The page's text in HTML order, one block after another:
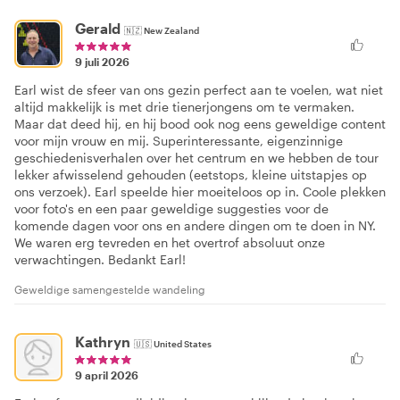
Gerald 🇳🇿New Zealand
9 juli 2026
Earl wist de sfeer van ons gezin perfect aan te voelen, wat niet
altijd makkelijk is met drie tienerjongens om te vermaken.
Maar dat deed hij, en hij bood ook nog eens geweldige content
voor mijn vrouw en mij. Superinteressante, eigenzinnige
geschiedenisverhalen over het centrum en we hebben de tour
lekker afwisselend gehouden (eetstops, kleine uitstapjes op
ons verzoek). Earl speelde hier moeiteloos op in. Coole plekken
voor foto's en een paar geweldige suggesties voor de
komende dagen voor ons en andere dingen om te doen in NY.
We waren erg tevreden en het overtrof absoluut onze
verwachtingen. Bedankt Earl!
Geweldige samengestelde wandeling
Kathryn 🇺🇸United States
9 april 2026